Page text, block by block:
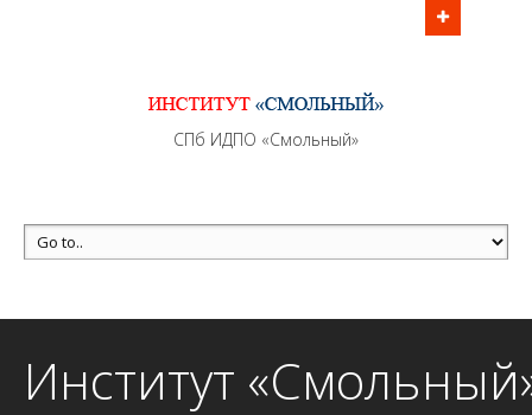
перерывов в рабочие дни с 9:00 до 21:00 МСК
MAX +7 (981) 190-30-30
mail@institutsmolnyj.ru
СПб ИДПО «Смольный»
Институт